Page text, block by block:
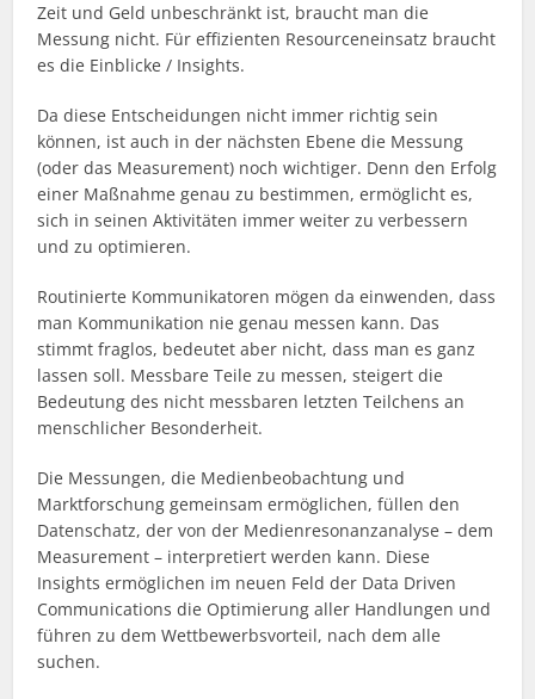
Zeit und Geld unbeschränkt ist, braucht man die
Messung nicht. Für effizienten Resourceneinsatz braucht
es die Einblicke / Insights.
Da diese Entscheidungen nicht immer richtig sein
können, ist auch in der nächsten Ebene die Messung
(oder das Measurement) noch wichtiger. Denn den Erfolg
einer Maßnahme genau zu bestimmen, ermöglicht es,
sich in seinen Aktivitäten immer weiter zu verbessern
und zu optimieren.
Routinierte Kommunikatoren mögen da einwenden, dass
man Kommunikation nie genau messen kann. Das
stimmt fraglos, bedeutet aber nicht, dass man es ganz
lassen soll. Messbare Teile zu messen, steigert die
Bedeutung des nicht messbaren letzten Teilchens an
menschlicher Besonderheit.
Die Messungen, die Medienbeobachtung und
Marktforschung gemeinsam ermöglichen, füllen den
Datenschatz, der von der Medienresonanzanalyse – dem
Measurement – interpretiert werden kann. Diese
Insights ermöglichen im neuen Feld der Data Driven
Communications die Optimierung aller Handlungen und
führen zu dem Wettbewerbsvorteil, nach dem alle
suchen.